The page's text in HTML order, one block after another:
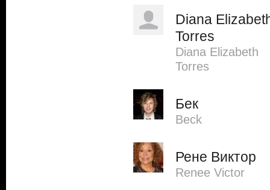
Diana
Torres
Diana Elizabeth
Torres
Бек
Beck
Рене Виктор
Renee Victor